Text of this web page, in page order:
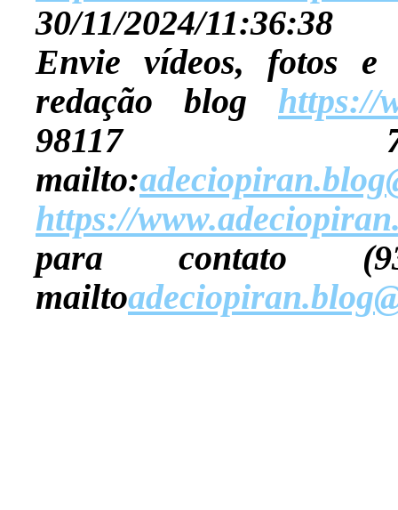
30/11/2024/11:36:38
Envie vídeos, fotos e
redação blog https://
98117
mailto:
https://
para contato
mailto